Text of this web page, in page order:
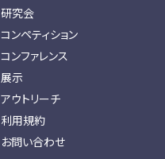
研究会
コンペティション
コンファレンス
展示
アウトリーチ
利用規約
お問い合わせ